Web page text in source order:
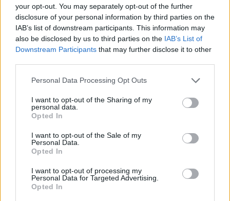
your opt-out. You may separately opt-out of the further
disclosure of your personal information by third parties on the
IAB’s list of downstream participants. This information may
also be disclosed by us to third parties on the IAB’s List of
Downstream Participants that may further disclose it to other
Please note that this website/app uses one or more Google
not limited to your visit or usage behaviour. You may click to
grant or deny consent to Google and its third-party tags to
use your data for below specified purposes in below Google
consent section.
Personal Data Processing Opt Outs
I want to opt-out of the Sharing of my
personal data.
Opted In
I want to opt-out of the Sale of my
Personal Data.
Opted In
I want to opt-out of processing my
Personal Data for Targeted Advertising.
Opted In
Continua a leggere